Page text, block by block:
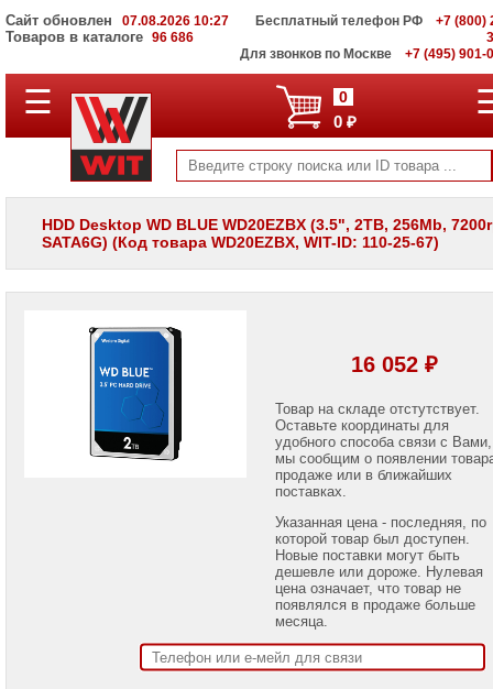
Сайт обновлен 07.08.2026 10:27
Товаров в каталоге 96 686
Бесплатный телефон РФ
+7 (800)
Для звонков по Москве
+7 (495) 901-
ПОЛНЫЙ
КАТАЛОГ
Корпоративные
серверы
WIT
хранения
Проекторы
☰ 0
0 ₽
HDD Desktop WD BLUE WD20EZBX (3.5", 2TB, 256Mb,
SATA6G) (Код товара WD20EZBX, WIT-ID: 110-25-67)
16 052 ₽
Товар на складе отстутствует.
Оставьте координаты для
удобного способа связи с Вами,
мы сообщим о появлении
продаже или в ближайших
поставках.
Указанная цена - последняя, по
которой товар был доступен.
Новые поставки могут быть
дешевле или дороже. Нулевая
цена означает, что товар не
появлялся в продаже больше
месяца.